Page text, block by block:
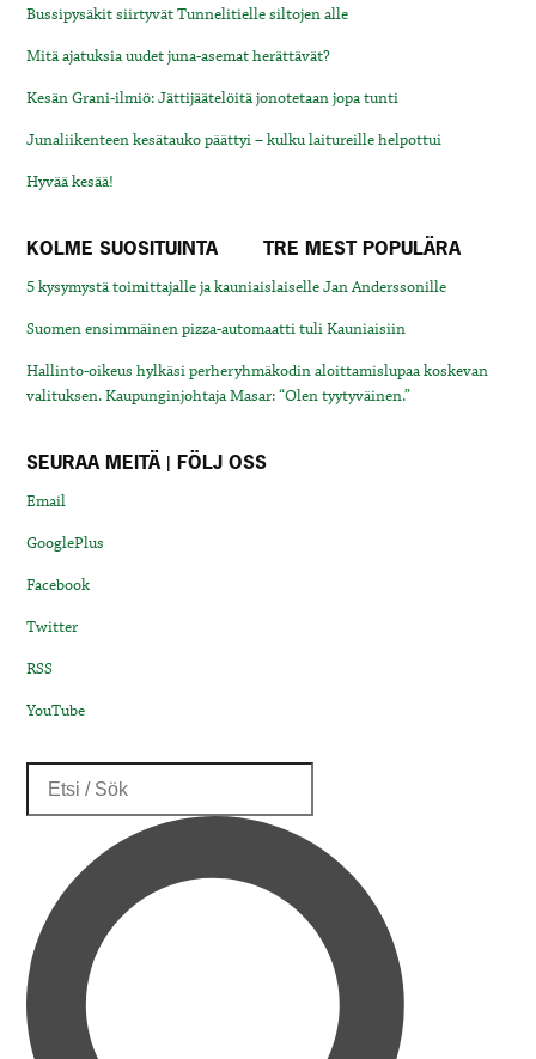
Bussipysäkit siirtyvät Tunnelitielle siltojen alle
Mitä ajatuksia uudet juna-asemat herättävät?
Kesän Grani-ilmiö: Jättijäätelöitä jonotetaan jopa tunti
Junaliikenteen kesätauko päättyi – kulku laitureille helpottui
Hyvää kesää!
KOLME SUOSITUINTA TRE MEST POPULÄRA
5 kysymystä toimittajalle ja kauniaislaiselle Jan Anderssonille
Suomen ensimmäinen pizza-automaatti tuli Kauniaisiin
Hallinto-oikeus hylkäsi perheryhmäkodin aloittamislupaa koskevan
valituksen. Kaupunginjohtaja Masar: “Olen tyytyväinen.”
SEURAA MEITÄ | FÖLJ OSS
Email
GooglePlus
Facebook
Twitter
RSS
YouTube